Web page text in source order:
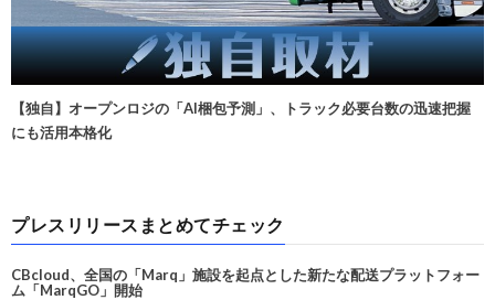
【独自】オープンロジの「AI梱包予測」、トラック必要台数の迅速把握
にも活用本格化
プレスリリースまとめてチェック
CBcloud、全国の「Marq」施設を起点とした新たな配送プラットフォー
ム「MarqGO」開始